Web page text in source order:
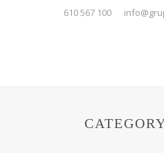
610 567 100